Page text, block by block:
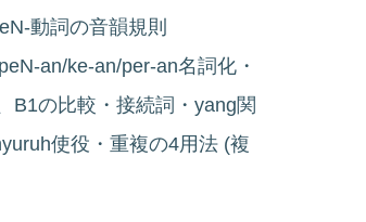
動詞の音韻規則
an/ke-an/per-an名詞化・
B1の比較・接続詞・yang関
使役・重複の4用法 (複